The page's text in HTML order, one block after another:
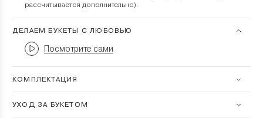
рассчитывается дополнительно).
ДЕЛАЕМ БУКЕТЫ С ЛЮБОВЬЮ
Посмотрите сами
КОМПЛЕКТАЦИЯ
УХОД ЗА БУКЕТОМ